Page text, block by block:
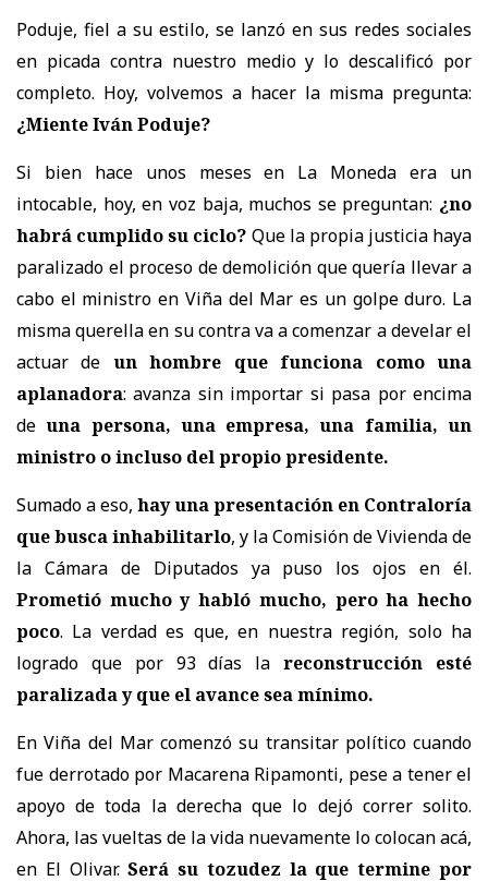
Poduje, fiel a su estilo, se lanzó en sus redes sociales
en picada contra nuestro medio y lo descalificó por
completo. Hoy, volvemos a hacer la misma pregunta:
¿Miente Iván Poduje?
Si bien hace unos meses en La Moneda era un
intocable, hoy, en voz baja, muchos se preguntan: ¿no
habrá cumplido su ciclo? Que la propia justicia haya
paralizado el proceso de demolición que quería llevar a
cabo el ministro en Viña del Mar es un golpe duro. La
misma querella en su contra va a comenzar a develar el
actuar de un hombre que funciona como una
aplanadora: avanza sin importar si pasa por encima
deuna persona, una empresa, una familia, un
ministro o incluso del propio presidente.
Sumado a eso, hay una presentación en Contraloría
que busca inhabilitarlo, y la Comisión de Vivienda de
la Cámara de Diputados ya puso los ojos en él.
Prometió mucho y habló mucho, pero ha hecho
poco. La verdad es que, en nuestra región, solo ha
logrado que por 93 días lareconstrucción esté
paralizada y que el avance sea mínimo.
En Viña del Mar comenzó su transitar político cuando
fue derrotado por Macarena Ripamonti, pese a tener el
apoyo de toda la derecha que lo dejó correr solito.
Ahora, las vueltas de la vida nuevamente lo colocan acá,
en El Olivar.Será su tozudez la que termine por